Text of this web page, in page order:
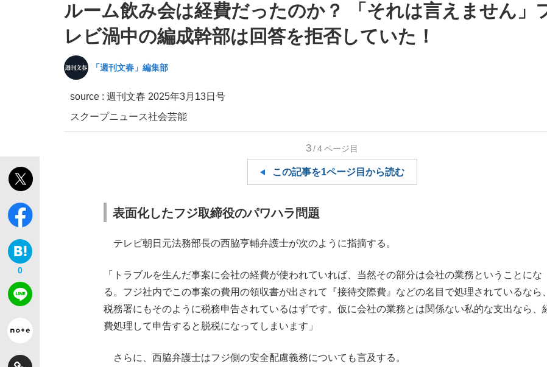
ルーム飲み会は経費だったのか？ 「それは言えません」
レビ渦中の編成幹部は回答を拒否していた！
「週刊文春」編集部
source : 週刊文春 2025年3月13日号
スクープニュース社会芸能
0
3/4ページ目
この記事を1ページ目から読む
表面化したフジ取締役のパワハラ問題
テレビ朝日元法務部長の西脇亨輔弁護士が次のように指摘する。
「トラブルを生んだ事案に会社の経費が使われていれば、当然その部分は会社の業務ということにな
る。フジ社内でこの事案の費用の領収書が出されて『接待交際費』などの名目で処理されているなら、
税務署にもそのように税務申告されているはずです。仮に会社の業務とは関係ない私的な支出なら、
費処理して申告すると脱税になってしまいます」
さらに、西脇弁護士はフジ側の安全配慮義務についても言及する。